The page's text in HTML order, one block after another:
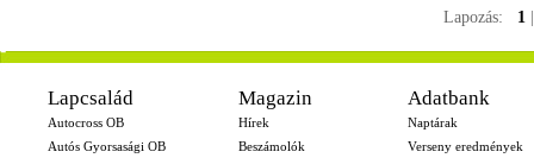
Lapozás: 1
-
Lapcsalád
Autocross OB
Autós Gyorsasági OB
Magazin
Hírek
Beszámolók
Adatbank
Naptárak
Verseny eredmények